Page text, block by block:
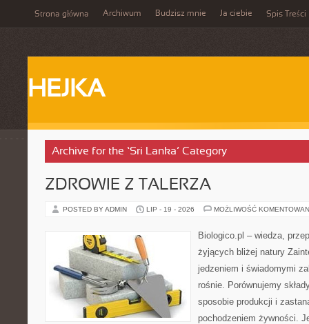
Strona główna Archiwum Budzisz mnie Ja ciebie Spis Treści
HEJKA
Archive for the ‘Sri Lanka’ Category
ZDROWIE Z TALERZA
POSTED BY ADMIN LIP - 19 - 2026 MOŻLIWOŚĆ
Biologico.pl – wiedza,
żyjących bliżej natury
jedzeniem i świadomymi
rośnie. Porównujemy
sposobie produkcji i
pochodzeniem żywności.